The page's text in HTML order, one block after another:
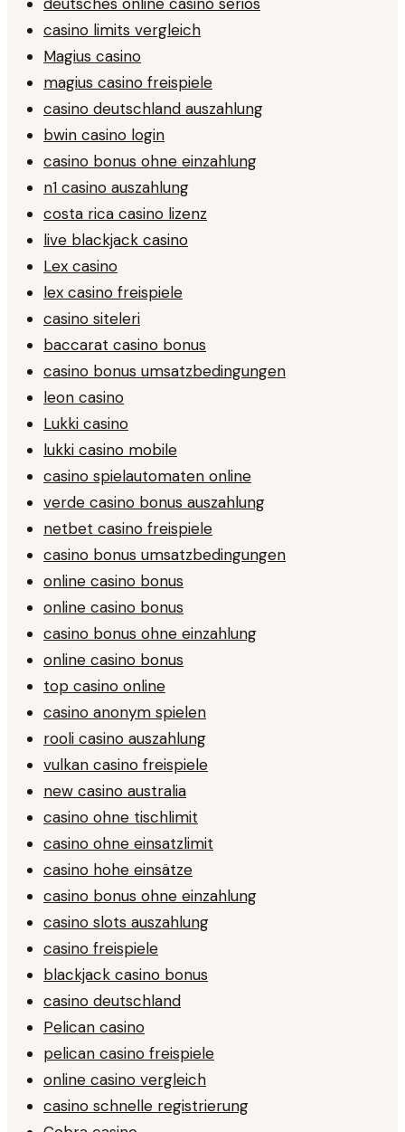
casino limits vergleich
Magius casino
magius casino freispiele
casino deutschland auszahlung
bwin casino login
casino bonus ohne einzahlung
n1 casino auszahlung
costa rica casino lizenz
live blackjack casino
Lex casino
lex casino freispiele
casino siteleri
baccarat casino bonus
casino bonus umsatzbedingungen
leon casino
Lukki casino
lukki casino mobile
casino spielautomaten online
verde casino bonus auszahlung
netbet casino freispiele
casino bonus umsatzbedingungen
online casino bonus
online casino bonus
casino bonus ohne einzahlung
online casino bonus
top casino online
casino anonym spielen
rooli casino auszahlung
vulkan casino freispiele
new casino australia
casino ohne tischlimit
casino ohne einsatzlimit
casino hohe einsätze
casino bonus ohne einzahlung
casino slots auszahlung
casino freispiele
blackjack casino bonus
casino deutschland
Pelican casino
pelican casino freispiele
online casino vergleich
casino schnelle registrierung